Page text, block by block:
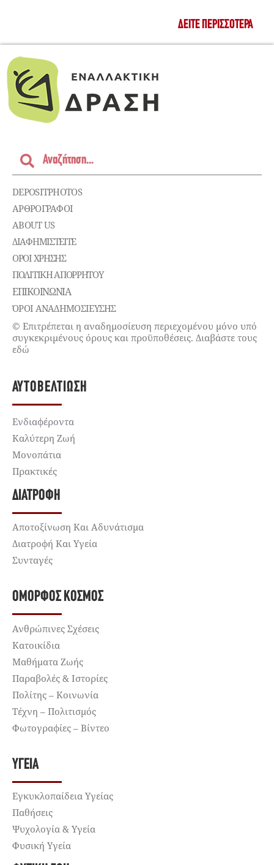
ΔΕΊΤΕ ΠΕΡΙΣΣΌΤΕΡΑ
DEPOSITPHOTOS
ΑΡΘΡΟΓΡΑΦΟΙ
ABOUT US
ΔΙΑΦΗΜΙΣΤΕΊΤΕ
ΌΡΟΙ ΧΡΉΣΗΣ
ΠΟΛΙΤΙΚΉ ΑΠΟΡΡΉΤΟΥ
ΕΠΙΚΟΙΝΩΝΊΑ
ΌΡΟΙ ΑΝΑΔΗΜΟΣΙΕΥΣΗΣ
© Επιτρέπεται η αναδημοσίευση περιεχομένου μόνο υπό
συγκεκριμένους όρους και προϋποθέσεις. Διαβάστε τους
εδώ
ΑΥΤΟΒΕΛΤΊΩΣΗ
Ενδιαφέροντα
Καλύτερη Ζωή
Μονοπάτια
Πρακτικές
ΔΙΑΤΡΟΦΉ
Αποτοξίνωση Και Αδυνάτισμα
Διατροφή Και Υγεία
Συνταγές
ΌΜΟΡΦΟΣ ΚΌΣΜΟΣ
Ανθρώπινες Σχέσεις
Κατοικίδια
Μαθήματα Ζωής
Παραβολές & Ιστορίες
Πολίτης – Κοινωνία
Τέχνη – Πολιτισμός
Φωτογραφίες – Βίντεο
ΥΓΕΊΑ
Εγκυκλοπαίδεια Υγείας
Παθήσεις
Ψυχολογία & Υγεία
Φυσική Υγεία